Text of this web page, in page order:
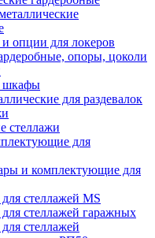
опции для локеров
опоры, цоколи
шкафы
для раздевалок
стеллажи
для
и комплектующие для
стеллажей MS
стеллажей гаражных
стеллажей